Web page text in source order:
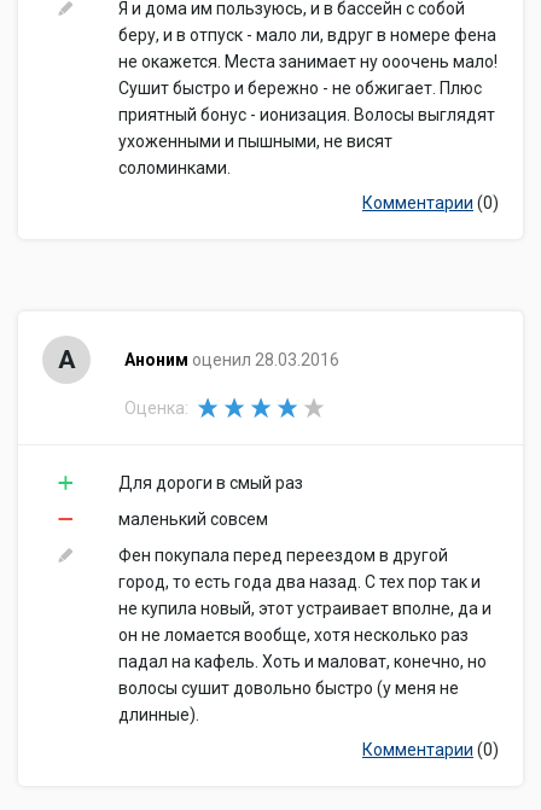
Я и дома им пользуюсь, и в бассейн с собой
беру, и в отпуск - мало ли, вдруг в номере фена
не окажется. Места занимает ну ооочень мало!
Сушит быстро и бережно - не обжигает. Плюс
приятный бонус - ионизация. Волосы выглядят
ухоженными и пышными, не висят
соломинками.
Комментарии (0)
А Аноним оценил 28.03.2016
Оценка:
Для дороги в смый раз
маленький совсем
Фен покупала перед переездом в другой
город, то есть года два назад. С тех пор так и
не купила новый, этот устраивает вполне, да и
он не ломается вообще, хотя несколько раз
падал на кафель. Хоть и маловат, конечно, но
волосы сушит довольно быстро (у меня не
длинные).
Комментарии (0)